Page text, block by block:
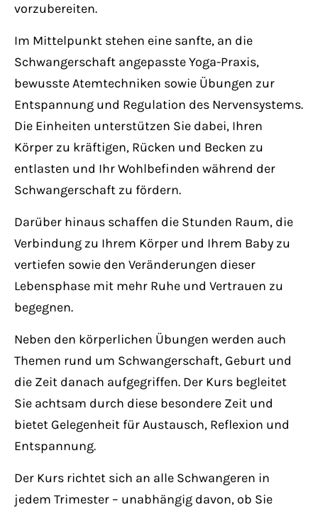
Get in touch
Cybersteel Inc.
376-293 City Road, Suite 600
San Francisco, CA 94102
Have any questions?
+44 1234 567 890
info@yourdomain.com
About us
Lorem ipsum dolor sit amet, consectetuer
adipiscing elit.
Aenean commodo ligula eget dolor. Aenean
massa. Cum sociis natoque penatibus et
magnis dis parturient montes, nascetur
ridiculus mus. Donec quam felis, ultricies
nec.
vorzubereiten.
Im Mittelpunkt stehen eine sanfte, an die
Schwangerschaft angepasste Yoga-Praxis,
bewusste Atemtechniken sowie Übungen zur
Entspannung und Regulation des Nervensystems.
Die Einheiten unterstützen Sie dabei, Ihren
Körper zu kräftigen, Rücken und Becken zu
entlasten und Ihr Wohlbefinden während der
Schwangerschaft zu fördern.
Darüber hinaus schaffen die Stunden Raum, die
Verbindung zu Ihrem Körper und Ihrem Baby zu
vertiefen sowie den Veränderungen dieser
Lebensphase mit mehr Ruhe und Vertrauen zu
begegnen.
Neben den körperlichen Übungen werden auch
Themen rund um Schwangerschaft, Geburt und
die Zeit danach aufgegriffen. Der Kurs begleitet
Sie achtsam durch diese besondere Zeit und
bietet Gelegenheit für Austausch, Reflexion und
Entspannung.
Der Kurs richtet sich an alle Schwangeren in
jedem Trimester – unabhängig davon, ob Sie